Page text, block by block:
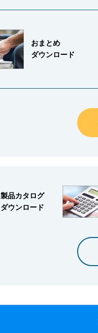
おまとめ
ダウンロード
製品カタログ
ダウンロード